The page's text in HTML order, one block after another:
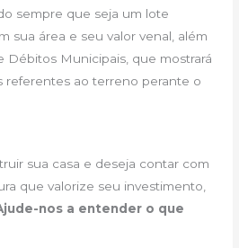
sempre que seja um lote
sua área e seu valor venal, além
Débitos Municipais, que mostrará
referentes ao terreno perante o
sua casa e deseja contar com
que valorize seu investimento,
nos a entender o que